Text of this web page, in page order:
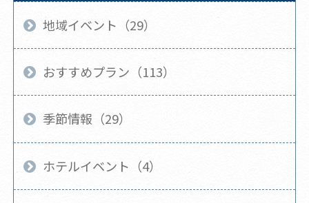
地域イベント（29）
おすすめプラン（113）
季節情報（29）
ホテルイベント（4）